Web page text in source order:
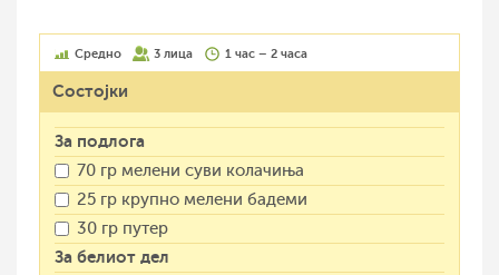
Средно 3 лица 1 час – 2 часа
Состојки
За подлога
70 гр мелени суви колачиња
25 гр крупно мелени бадеми
30 гр путер
За белиот дел